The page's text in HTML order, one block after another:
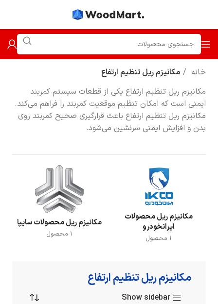
خانه
مکانیزم ریل تنظیم ارتفاع
مکانیزم ریل تنظیم ارتفاع یکی از قطعات سیستم کمربند
ایمنی است که امکان تنظیم موقعیت کمربند را فراهم می‌کند.
مکانیزم ریل تنظیم ارتفاع باعث قرارگیری صحیح کمربند روی
بدن و افزایش ایمنی سرنشین می‌شود.
مکانیزم ریل محصولات
ایرانخودرو
1 محصول
مکانیزم ریل محصولات سایپا
1 محصول
مکانیزم ریل تنظیم ارتفاع
Show sidebar